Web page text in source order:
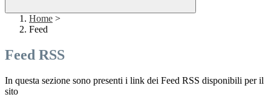
Home >
Feed
Feed RSS
In questa sezione sono presenti i link dei Feed RSS disponibili per il
sito